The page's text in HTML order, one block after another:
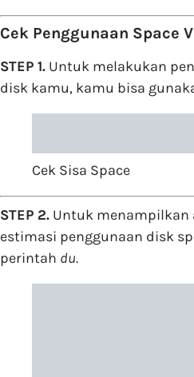
Cek Penggunaan Space
STEP 1. Untuk melakukan
disk kamu, kamu bisa
Cek Sisa Space
STEP 2. Untuk menampilkan
estimasi penggunaan disk
perintah du.